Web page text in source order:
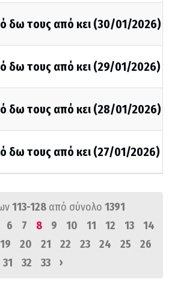
δω τους από κει (30/01/2026)
δω τους από κει (29/01/2026)
δω τους από κει (28/01/2026)
δω τους από κει (27/01/2026)
113-128 από σύνολο 1391
6 7 8 9 10 11 12 13
14
19 20 21 22 23 24 25
26
31 32 33 ›